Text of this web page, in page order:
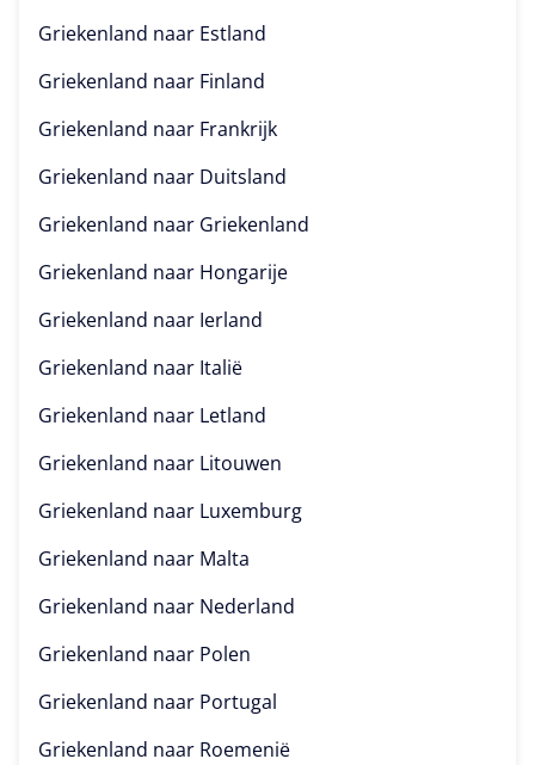
Griekenland naar Estland
Griekenland naar Finland
Griekenland naar Frankrijk
Griekenland naar Duitsland
Griekenland naar Griekenland
Griekenland naar Hongarije
Griekenland naar Ierland
Griekenland naar Italië
Griekenland naar Letland
Griekenland naar Litouwen
Griekenland naar Luxemburg
Griekenland naar Malta
Griekenland naar Nederland
Griekenland naar Polen
Griekenland naar Portugal
Griekenland naar Roemenië